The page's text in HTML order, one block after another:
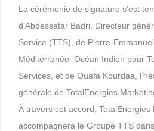
La cérémonie de signature s’est
d’Abdessatar Badri, Directeur
Service (TTS), de Pierre-
Méditerranée–Océan Indien pour
Services, et de Ouafa Kourdaa,
générale de TotalEnergies
À travers cet accord, TotalEnergies
accompagnera le Groupe TTS